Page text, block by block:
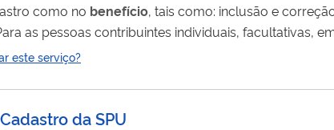
como no benefício, tais como: inclusão e correção do nome; data de
encerrar, reiniciar e excluir o tipo de atividade que realiza.
ir ao INSS.
este serviço?
da SPU